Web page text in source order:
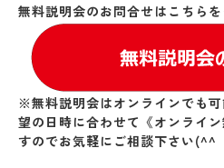
無料説明会のお問合せはこちらを
※無料説明会はオンラインでも
望の日時に合わせて《オンライ
すのでお気軽にご相談下さい(^^